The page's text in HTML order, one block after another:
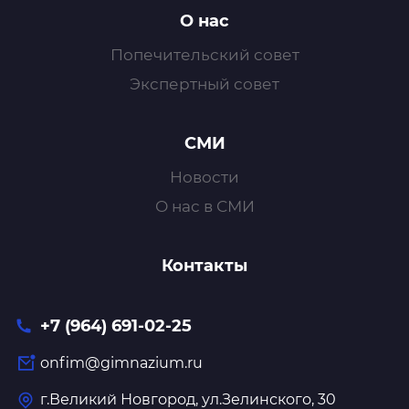
О нас
Попечительский совет
Экспертный совет
СМИ
Новости
О нас в СМИ
Контакты
+7 (964) 691-02-25
onfim@gimnazium.ru
г.Великий Новгород, ул.Зелинского, 30